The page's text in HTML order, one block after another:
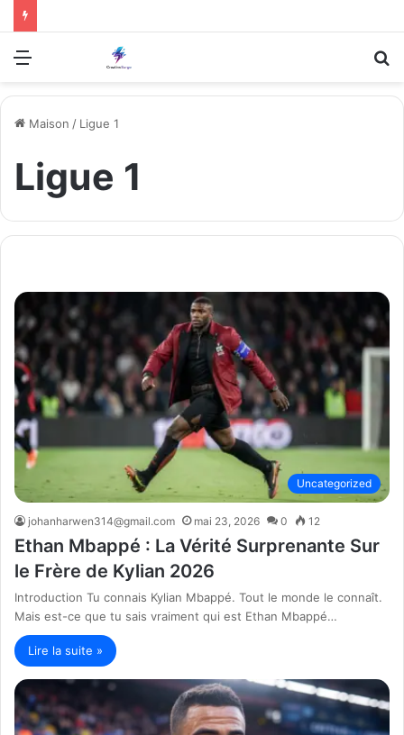
Menu
Maison / Ligue 1
Ligue 1
Uncategorized
johanharwen314@gmail.com mai 23, 2026 0 12
Ethan Mbappé : La Vérité Surprenante Sur
le Frère de Kylian 2026
Introduction Tu connais Kylian Mbappé. Tout le monde le connaît.
Mais est-ce que tu sais vraiment qui est Ethan Mbappé…
Lire la suite »